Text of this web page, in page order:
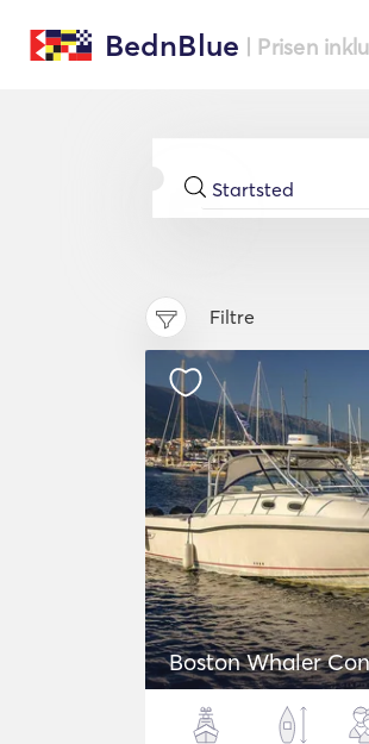
BednBlue | Prisen
Filtre
Boston Whaler